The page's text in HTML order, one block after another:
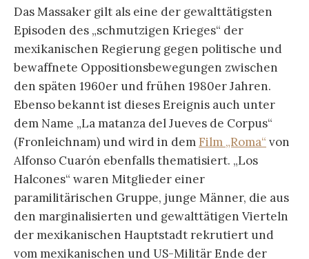
Das Massaker gilt als eine der gewalttätigsten
Episoden des „schmutzigen Krieges“ der
mexikanischen Regierung gegen politische und
bewaffnete Oppositionsbewegungen zwischen
den späten 1960er und frühen 1980er Jahren.
Ebenso bekannt ist dieses Ereignis auch unter
dem Name „La matanza del Jueves de Corpus“
(Fronleichnam) und wird in dem Film „Roma“ von
Alfonso Cuarón ebenfalls thematisiert. „Los
Halcones“ waren Mitglieder einer
paramilitärischen Gruppe, junge Männer, die aus
den marginalisierten und gewalttätigen Vierteln
der mexikanischen Hauptstadt rekrutiert und
vom mexikanischen und US-Militär Ende der